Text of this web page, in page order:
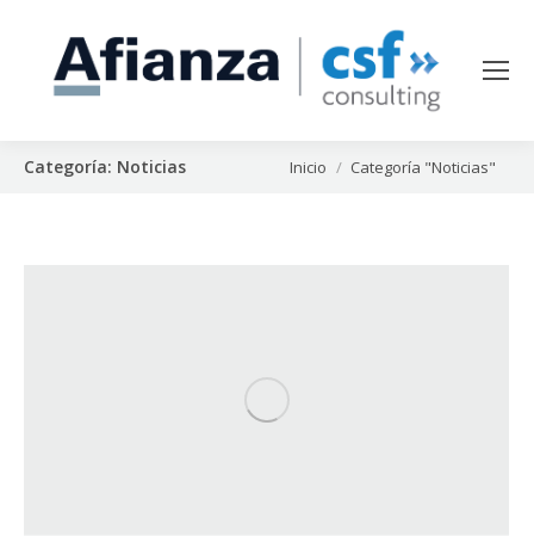
Categoría: Noticias Estás aquí:
Inicio Categoría "Noticias"